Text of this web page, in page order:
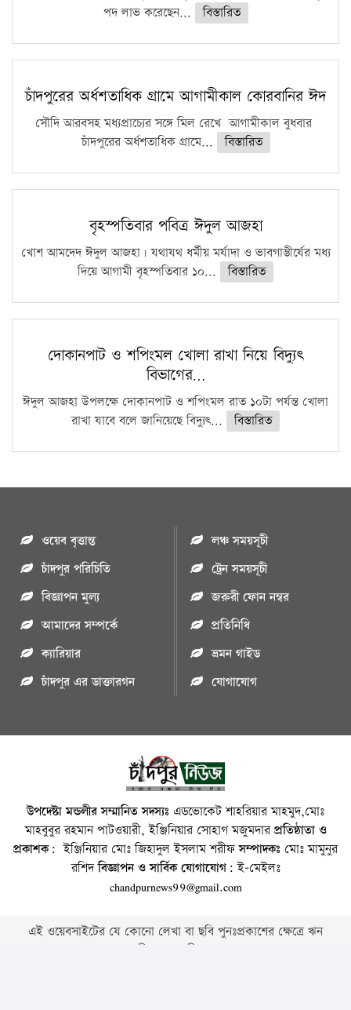
পদ লাভ করেছেন...
বিস্তারিত
চাঁদপুরের অর্ধশতাধিক গ্রামে আগামীকাল কোরবানির ঈদ
সৌদি আরবসহ মধ্যপ্রাচ্যের সঙ্গে মিল রেখে আগামীকাল বুধবার
চাঁদপুরের অর্ধশতাধিক গ্রামে...
বিস্তারিত
বৃহস্পতিবার পবিত্র ঈদুল আজহা
খোশ আমদেদ ঈদুল আজহা। যথাযথ ধর্মীয় মর্যাদা ও ভাবগাম্ভীর্যের মধ্য
দিয়ে আগামী বৃহস্পতিবার ১০...
বিস্তারিত
দোকানপাট ও শপিংমল খোলা রাখা নিয়ে বিদ্যুৎ
বিভাগের…
ঈদুল আজহা উপলক্ষে দোকানপাট ও শপিংমল রাত ১০টা পর্যন্ত খোলা
রাখা যাবে বলে জানিয়েছে বিদ্যুৎ...
বিস্তারিত
ওয়েব বৃত্তান্ত
চাঁদপুর পরিচিতি
বিজ্ঞাপন মুল্য
আমাদের সম্পর্কে
ক্যারিয়ার
চাঁদপুর এর ডাক্তারগন
লঞ্চ সময়সূচী
ট্রেন সময়সূচী
জরুরী ফোন নম্বর
প্রতিনিধি
ভ্রমন গাইড
যোগাযোগ
উপদেষ্টা মন্ডলীর সম্মানিত সদস্যঃ এডভোকেট শাহরিয়ার মাহমুদ,মোঃ
মাহবুবুর রহমান পাটওয়ারী, ইঞ্জিনিয়ার সোহাগ মজুমদারপ্রতিষ্ঠাতা ও
প্রকাশক: ইঞ্জিনিয়ার মোঃ জিহাদুল ইসলাম শরীফসম্পাদকঃ মোঃ মামুনুর
রশিদবিজ্ঞাপন ও সার্বিক যোগাযোগ: ই-মেইলঃ
chandpurnews99@gmail.com
এই ওয়েবসাইটের যে কোনো লেখা বা ছবি পুনঃপ্রকাশের ক্ষেত্রে ঋন
স্বীকার বাঞ্চনীয় ।